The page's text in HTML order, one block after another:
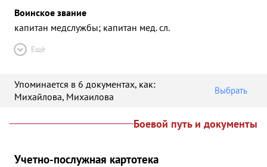
Воинское звание
капитан медслужбы; капитан мед. сл.
Ещё
Упоминается в 6 документах, как:
Михайлова, Михаилова
Выбрать
Боевой путь и документы
Учетно-послужная картотека